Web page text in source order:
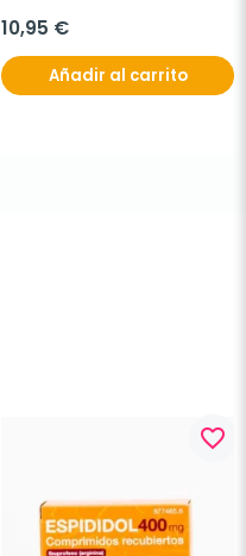
10,95 €
Añadir al carrito
favorite_border